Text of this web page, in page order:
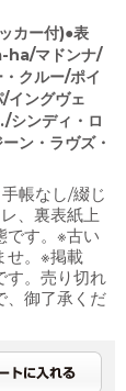
カー付)●表
ha/マドンナ/
クルー/ポイ
イングヴェ
シンディ・ロ
ン・ラヴズ・
帳なし/綴じ
、裏表紙上
です。※古い
せ。※掲載
す。売り切れ
、御了承くだ